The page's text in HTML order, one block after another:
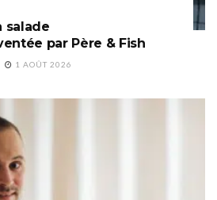
salade
par Père & Fish
1 AOÛT 2026